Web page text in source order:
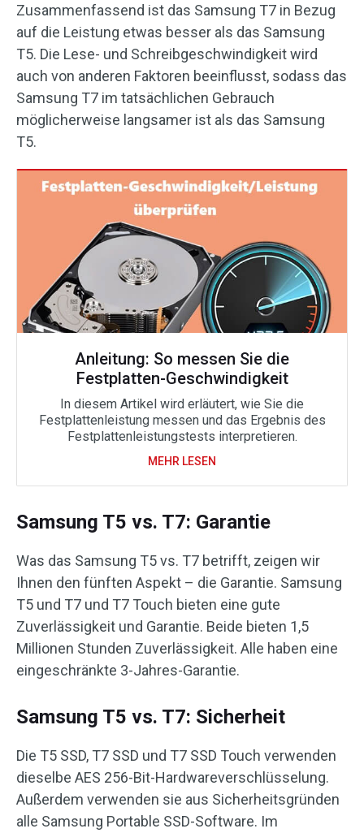
Zusammenfassend ist das Samsung T7 in Bezug
auf die Leistung etwas besser als das Samsung
T5. Die Lese- und Schreibgeschwindigkeit wird
auch von anderen Faktoren beeinflusst, sodass das
Samsung T7 im tatsächlichen Gebrauch
möglicherweise langsamer ist als das Samsung
T5.
Anleitung: So messen Sie die
Festplatten-Geschwindigkeit
In diesem Artikel wird erläutert, wie Sie die
Festplattenleistung messen und das Ergebnis des
Festplattenleistungstests interpretieren.
MEHR LESEN
Samsung T5 vs. T7: Garantie
Was das Samsung T5 vs. T7 betrifft, zeigen wir
Ihnen den fünften Aspekt – die Garantie. Samsung
T5 und T7 und T7 Touch bieten eine gute
Zuverlässigkeit und Garantie. Beide bieten 1,5
Millionen Stunden Zuverlässigkeit. Alle haben eine
eingeschränkte 3-Jahres-Garantie.
Samsung T5 vs. T7: Sicherheit
Die T5 SSD, T7 SSD und T7 SSD Touch verwenden
dieselbe AES 256-Bit-Hardwareverschlüsselung.
Außerdem verwenden sie aus Sicherheitsgründen
alle Samsung Portable SSD-Software. Im